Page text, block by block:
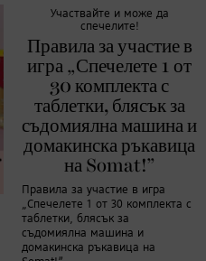
Участвайте и може да
спечелите!
Правила за участие в
игра „Спечелете 1 от
30 комплекта с
таблетки, блясък за
съдомиялна машина и
домакинска ръкавица
на Somat!”
Правила за участие в игра
„Спечелете 1 от 30 комплекта с
таблетки, блясък за
съдомиялна машина и
домакинска ръкавица на